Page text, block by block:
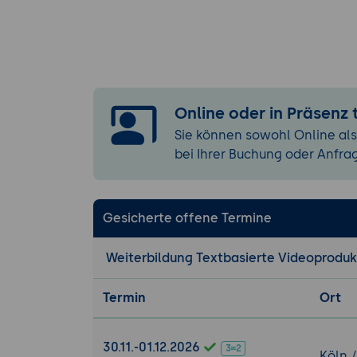
Social-
Video-
Einhaltung
Rechtliche
Übung:
Die
Text ein
Online oder in Präsenz
Sie können sowohl Online
bei Ihrer Buchung oder
Gesicherte offene Termine
Weiterbildung Textbasierte
Termin Ort
30.11.-01.12.2026